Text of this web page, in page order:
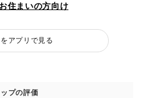
住まいの方向け
アプリで見る
プの評価